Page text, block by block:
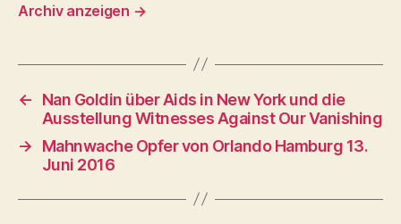
Archiv anzeigen →
←
Nan Goldin über Aids in New York und die
Ausstellung Witnesses Against Our Vanishing
→
Mahnwache Opfer von Orlando Hamburg 13.
Juni 2016